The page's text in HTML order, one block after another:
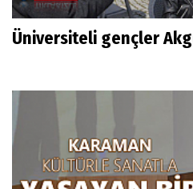
Üniversiteli gençler